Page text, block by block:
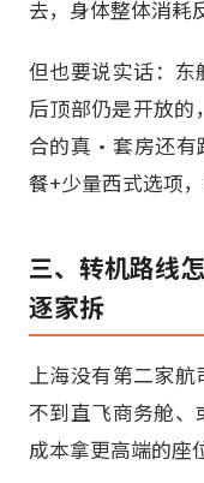
去，身体整体消耗
但也要说实话：
后顶部仍是开放
合的真·套房还有
餐+少量西式选项
三、转机路线
逐家拆
上海没有第二家
不到直飞商务舱
成本拿更高端的座